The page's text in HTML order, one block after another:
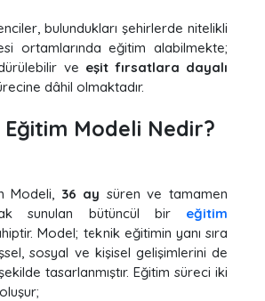
bulundukları şehirlerde nitelikli
ortamlarında eğitim alabilmekte;
ve eşit fırsatlara dayalı
dâhil olmaktadır.
Eğitim Modeli Nedir?
Modeli, 36 ay süren ve tamamen
sunulan bütüncül bir eğitim
Model; teknik eğitimin yanı sıra
sosyal ve kişisel gelişimlerini de
tasarlanmıştır. Eğitim süreci iki